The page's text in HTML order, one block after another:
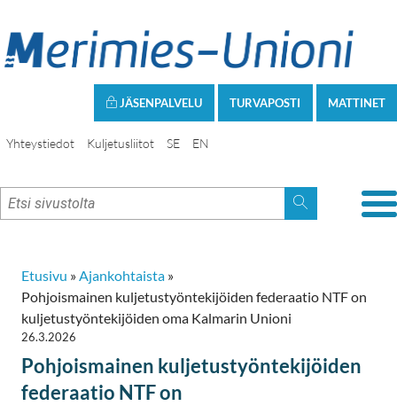
MATTINET
TURVAPOSTI
JÄSENPALVELU
Yhteystiedot Kuljetusliitot SE EN
Etusivu » Ajankohtaista »
Pohjoismainen kuljetustyöntekijöiden federaatio NTF on
kuljetustyöntekijöiden oma Kalmarin Unioni
26.3.2026
Pohjoismainen kuljetustyöntekijöiden
federaatio NTF on